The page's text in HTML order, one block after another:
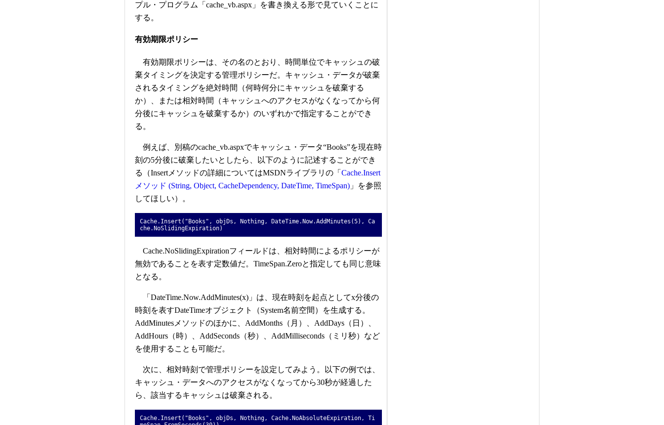
プル・プログラム「cache_vb.aspx」を書き換える形で見ていくことに
する。
有効期限ポリシー
有効期限ポリシーは、その名のとおり、時間単位でキャッシュの破
棄タイミングを決定する管理ポリシーだ。キャッシュ・データが破棄
されるタイミングを絶対時間（何時何分にキャッシュを破棄する
か）、または相対時間（キャッシュへのアクセスがなくなってから何
分後にキャッシュを破棄するか）のいずれかで指定することができ
る。
例えば、別稿のcache_vb.aspxでキャッシュ・データ“Books”を現在時
刻の5分後に破棄したいとしたら、以下のように記述することができ
る（Insertメソッドの詳細についてはMSDNライブラリの「 Cache.Insert
メソッド (String, Object, CacheDependency, DateTime, TimeSpan) 」を参照
してほしい）。
Cache.Insert("Books", objDs, Nothing, DateTime.Now.AddMinutes(5), Ca
che.NoSlidingExpiration)
Cache.NoSlidingExpirationフィールドは、相対時間によるポリシーが
無効であることを表す定数値だ。TimeSpan.Zeroと指定しても同じ意味
となる。
「DateTime.Now.AddMinutes(x)」は、現在時刻を起点としてx分後の
時刻を表すDateTimeオブジェクト（System名前空間）を生成する。
AddMinutesメソッドのほかに、AddMonths（月）、AddDays（日）、
AddHours（時）、AddSeconds（秒）、AddMilliseconds（ミリ秒）など
を使用することも可能だ。
次に、相対時刻で管理ポリシーを設定してみよう。以下の例では、
キャッシュ・データへのアクセスがなくなってから30秒が経過した
ら、該当するキャッシュは破棄される。
Cache.Insert("Books", objDs, Nothing, Cache.NoAbsoluteExpiration, Ti